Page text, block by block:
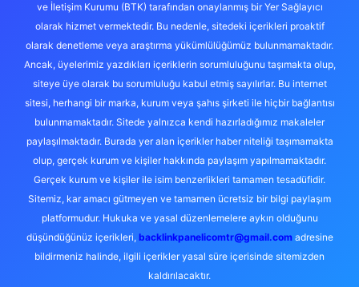
ve İletişim Kurumu (BTK) tarafından onaylanmış bir Yer Sağlayıcı
olarak hizmet vermektedir. Bu nedenle, sitedeki içerikleri proaktif
olarak denetleme veya araştırma yükümlülüğümüz bulunmamaktadır.
Ancak, üyelerimiz yazdıkları içeriklerin sorumluluğunu taşımakta olup,
siteye üye olarak bu sorumluluğu kabul etmiş sayılırlar. Bu internet
sitesi, herhangi bir marka, kurum veya şahıs şirketi ile hiçbir bağlantısı
bulunmamaktadır. Sitede yalnızca kendi hazırladığımız makaleler
paylaşılmaktadır. Burada yer alan içerikler haber niteliği taşımamakta
olup, gerçek kurum ve kişiler hakkında paylaşım yapılmamaktadır.
Gerçek kurum ve kişiler ile isim benzerlikleri tamamen tesadüfidir.
Sitemiz, kar amacı gütmeyen ve tamamen ücretsiz bir bilgi paylaşım
platformudur. Hukuka ve yasal düzenlemelere aykırı olduğunu
düşündüğünüz içerikleri, backlinkpanelicomtr@gmail.comadresine
bildirmeniz halinde, ilgili içerikler yasal süre içerisinde sitemizden
kaldırılacaktır.